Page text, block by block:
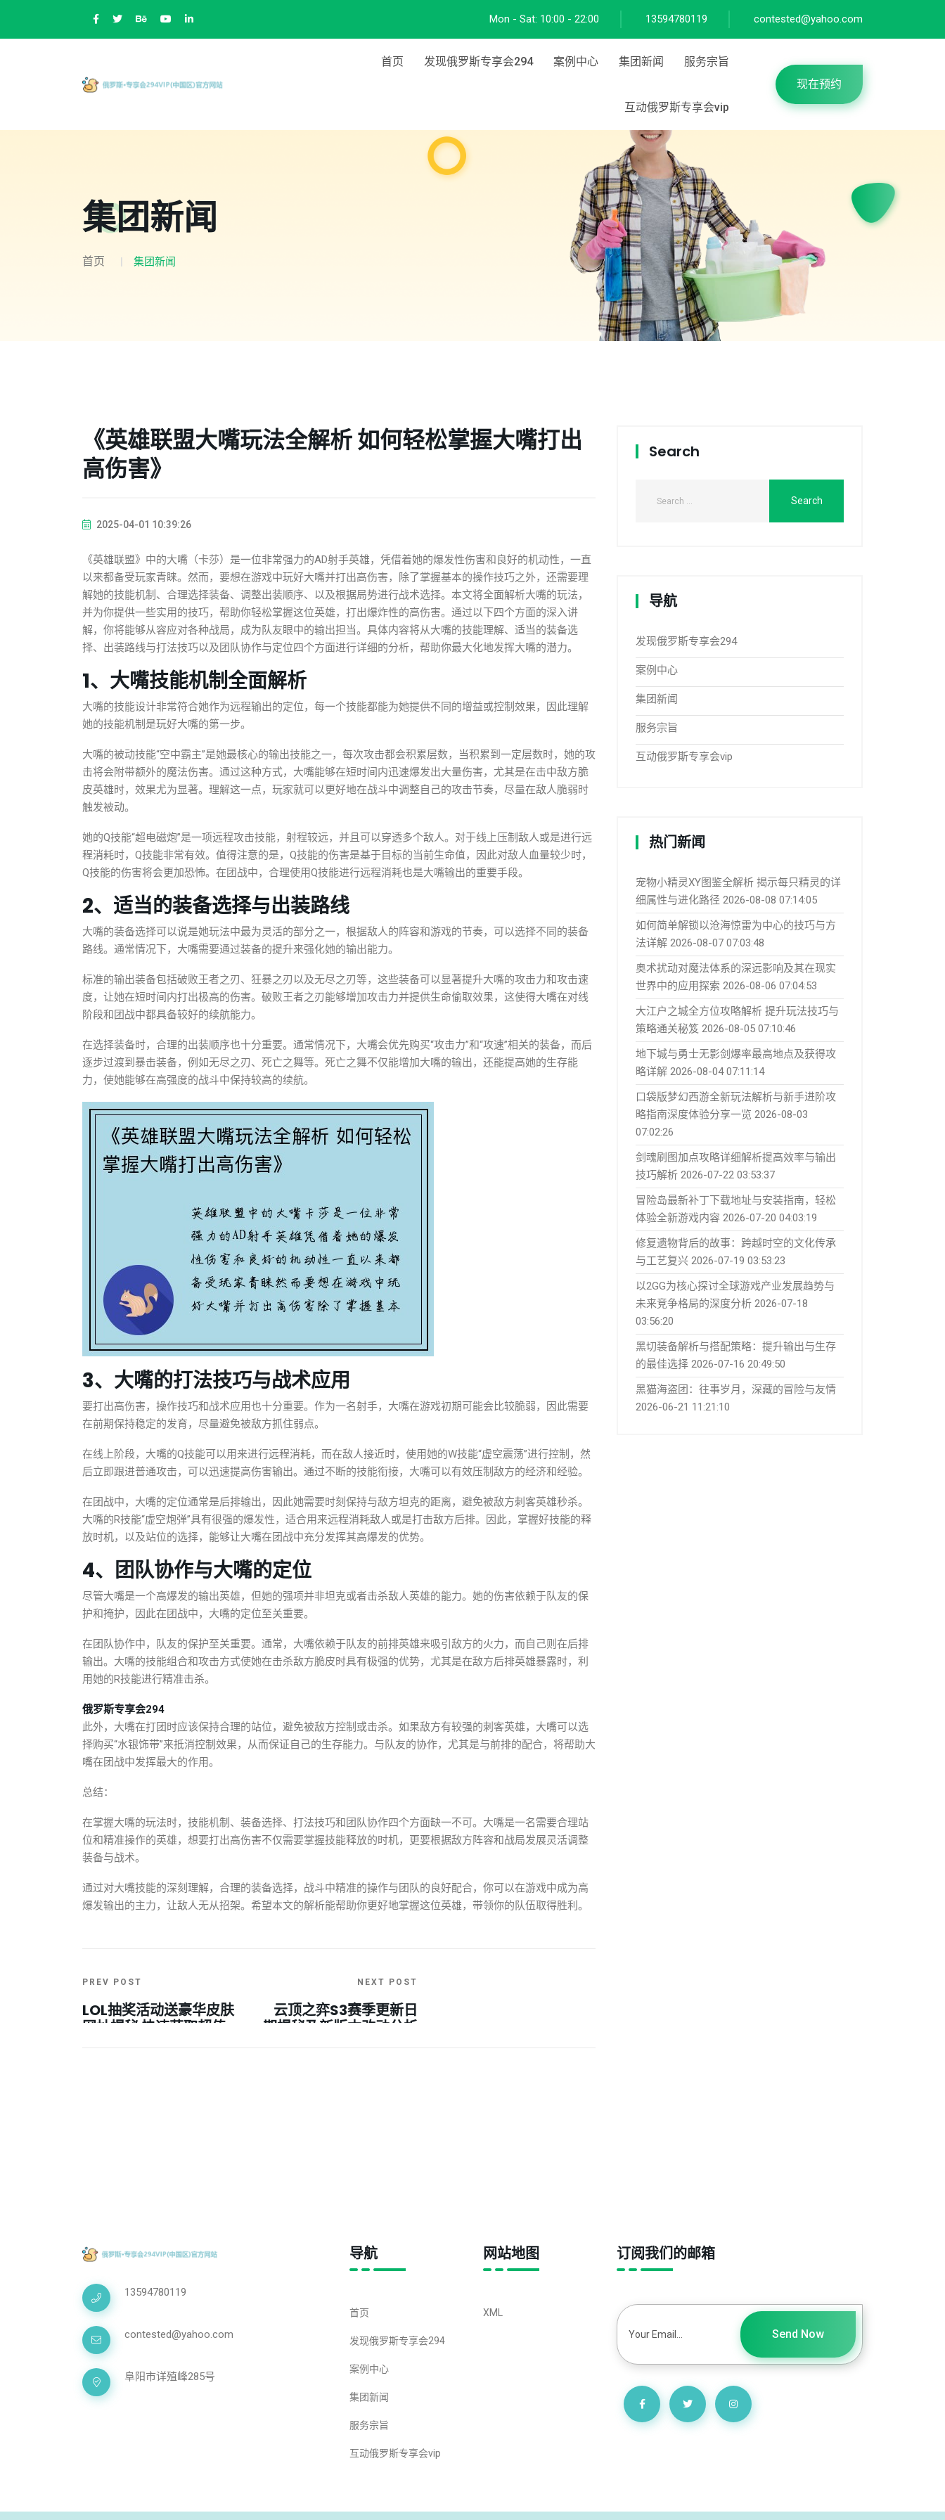
Mon - Sat: 10:00 - 22:00 13594780119 contested@yahoo.com
首页 发现俄罗斯专享会294 案例中心 集团新闻 服务宗旨
互动俄罗斯专享会vip
现在预约
集团新闻
首页 集团新闻
《英雄联盟大嘴玩法全解析 如何轻松掌握大嘴打出
高伤害》
2025-04-01 10:39:26
《英雄联盟》中的大嘴（卡莎）是一位非常强力的AD射手英雄，凭借着她的爆发性伤害和良好的机动性，一直
以来都备受玩家青睐。然而，要想在游戏中玩好大嘴并打出高伤害，除了掌握基本的操作技巧之外，还需要理
解她的技能机制、合理选择装备、调整出装顺序、以及根据局势进行战术选择。本文将全面解析大嘴的玩法，
并为你提供一些实用的技巧，帮助你轻松掌握这位英雄，打出爆炸性的高伤害。通过以下四个方面的深入讲
解，你将能够从容应对各种战局，成为队友眼中的输出担当。具体内容将从大嘴的技能理解、适当的装备选
择、出装路线与打法技巧以及团队协作与定位四个方面进行详细的分析，帮助你最大化地发挥大嘴的潜力。
1、大嘴技能机制全面解析
大嘴的技能设计非常符合她作为远程输出的定位，每一个技能都能为她提供不同的增益或控制效果，因此理解
她的技能机制是玩好大嘴的第一步。
大嘴的被动技能“空中霸主”是她最核心的输出技能之一，每次攻击都会积累层数，当积累到一定层数时，她的攻
击将会附带额外的魔法伤害。通过这种方式，大嘴能够在短时间内迅速爆发出大量伤害，尤其是在击中敌方脆
皮英雄时，效果尤为显著。理解这一点，玩家就可以更好地在战斗中调整自己的攻击节奏，尽量在敌人脆弱时
触发被动。
她的Q技能“超电磁炮”是一项远程攻击技能，射程较远，并且可以穿透多个敌人。对于线上压制敌人或是进行远
程消耗时，Q技能非常有效。值得注意的是，Q技能的伤害是基于目标的当前生命值，因此对敌人血量较少时，
Q技能的伤害将会更加恐怖。在团战中，合理使用Q技能进行远程消耗也是大嘴输出的重要手段。
2、适当的装备选择与出装路线
大嘴的装备选择可以说是她玩法中最为灵活的部分之一，根据敌人的阵容和游戏的节奏，可以选择不同的装备
路线。通常情况下，大嘴需要通过装备的提升来强化她的输出能力。
标准的输出装备包括破败王者之刃、狂暴之刃以及无尽之刃等，这些装备可以显著提升大嘴的攻击力和攻击速
度，让她在短时间内打出极高的伤害。破败王者之刃能够增加攻击力并提供生命偷取效果，这使得大嘴在对线
阶段和团战中都具备较好的续航能力。
在选择装备时，合理的出装顺序也十分重要。通常情况下，大嘴会优先购买“攻击力”和“攻速”相关的装备，而后
逐步过渡到暴击装备，例如无尽之刃、死亡之舞等。死亡之舞不仅能增加大嘴的输出，还能提高她的生存能
力，使她能够在高强度的战斗中保持较高的续航。
3、大嘴的打法技巧与战术应用
要打出高伤害，操作技巧和战术应用也十分重要。作为一名射手，大嘴在游戏初期可能会比较脆弱，因此需要
在前期保持稳定的发育，尽量避免被敌方抓住弱点。
在线上阶段，大嘴的Q技能可以用来进行远程消耗，而在敌人接近时，使用她的W技能“虚空震荡”进行控制，然
后立即跟进普通攻击，可以迅速提高伤害输出。通过不断的技能衔接，大嘴可以有效压制敌方的经济和经验。
在团战中，大嘴的定位通常是后排输出，因此她需要时刻保持与敌方坦克的距离，避免被敌方刺客英雄秒杀。
大嘴的R技能“虚空炮弹”具有很强的爆发性，适合用来远程消耗敌人或是打击敌方后排。因此，掌握好技能的释
放时机，以及站位的选择，能够让大嘴在团战中充分发挥其高爆发的优势。
4、团队协作与大嘴的定位
尽管大嘴是一个高爆发的输出英雄，但她的强项并非坦克或者击杀敌人英雄的能力。她的伤害依赖于队友的保
护和掩护，因此在团战中，大嘴的定位至关重要。
在团队协作中，队友的保护至关重要。通常，大嘴依赖于队友的前排英雄来吸引敌方的火力，而自己则在后排
输出。大嘴的技能组合和攻击方式使她在击杀敌方脆皮时具有极强的优势，尤其是在敌方后排英雄暴露时，利
用她的R技能进行精准击杀。
俄罗斯专享会294
此外，大嘴在打团时应该保持合理的站位，避免被敌方控制或击杀。如果敌方有较强的刺客英雄，大嘴可以选
择购买“水银饰带”来抵消控制效果，从而保证自己的生存能力。与队友的协作，尤其是与前排的配合，将帮助大
嘴在团战中发挥最大的作用。
总结：
在掌握大嘴的玩法时，技能机制、装备选择、打法技巧和团队协作四个方面缺一不可。大嘴是一名需要合理站
位和精准操作的英雄，想要打出高伤害不仅需要掌握技能释放的时机，更要根据敌方阵容和战局发展灵活调整
装备与战术。
通过对大嘴技能的深刻理解，合理的装备选择，战斗中精准的操作与团队的良好配合，你可以在游戏中成为高
爆发输出的主力，让敌人无从招架。希望本文的解析能帮助你更好地掌握这位英雄，带领你的队伍取得胜利。
PREV POST
LOL抽奖活动送豪华皮肤
网址揭秘 快速获取超值
NEXT POST
云顶之弈S3赛季更新日
期揭秘及新版本改动分析
Search
导航
发现俄罗斯专享会294
案例中心
集团新闻
服务宗旨
互动俄罗斯专享会vip
热门新闻
宠物小精灵XY图鉴全解析 揭示每只精灵的详
细属性与进化路径 2026-08-08 07:14:05
如何简单解锁以沧海惊雷为中心的技巧与方
法详解 2026-08-07 07:03:48
奥术扰动对魔法体系的深远影响及其在现实
世界中的应用探索 2026-08-06 07:04:53
大江户之城全方位攻略解析 提升玩法技巧与
策略通关秘笈 2026-08-05 07:10:46
地下城与勇士无影剑爆率最高地点及获得攻
略详解 2026-08-04 07:11:14
口袋版梦幻西游全新玩法解析与新手进阶攻
略指南深度体验分享一览 2026-08-03
07:02:26
剑魂刷图加点攻略详细解析提高效率与输出
技巧解析 2026-07-22 03:53:37
冒险岛最新补丁下载地址与安装指南，轻松
体验全新游戏内容 2026-07-20 04:03:19
修复遗物背后的故事：跨越时空的文化传承
与工艺复兴 2026-07-19 03:53:23
以2GG为核心探讨全球游戏产业发展趋势与
未来竞争格局的深度分析 2026-07-18
03:56:20
黑切装备解析与搭配策略：提升输出与生存
的最佳选择 2026-07-16 20:49:50
黑猫海盗团：往事岁月，深藏的冒险与友情
2026-06-21 11:21:10
13594780119
contested@yahoo.com
阜阳市详殖峰285号
导航
首页
发现俄罗斯专享会294
案例中心
集团新闻
服务宗旨
互动俄罗斯专享会vip
网站地图
XML
订阅我们的邮箱
Send Now